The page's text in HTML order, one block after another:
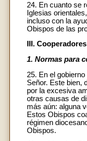
24. En cuanto se
Iglesias
incluso con la
Obispos de las
III.
1. Normas para
25. En el
Señor. Este bien,
por la excesiva
otras causas de
más aún: alguna
Estos Obispos
régimen
Obispos.